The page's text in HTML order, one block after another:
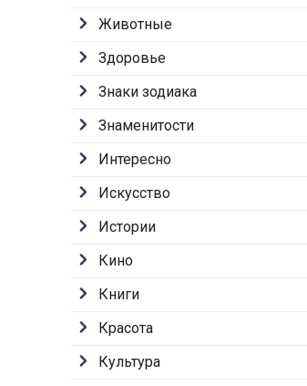
Животные
Здоровье
Знаки зодиака
Знаменитости
Интересно
Искусство
Истории
Кино
Книги
Красота
Культура